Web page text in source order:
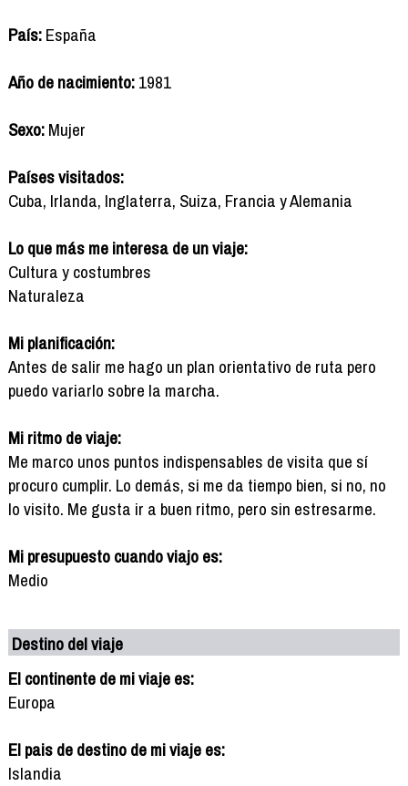
País:España
Año de nacimiento:1981
Sexo:Mujer
Países visitados:
Cuba, Irlanda, Inglaterra, Suiza, Francia y Alemania
Lo que más me interesa de un viaje:
Cultura y costumbres
Naturaleza
Mi planificación:
Antes de salir me hago un plan orientativo de ruta pero
puedo variarlo sobre la marcha.
Mi ritmo de viaje:
Me marco unos puntos indispensables de visita que sí
procuro cumplir. Lo demás, si me da tiempo bien, si no, no
lo visito. Me gusta ir a buen ritmo, pero sin estresarme.
Mi presupuesto cuando viajo es:
Medio
Destino del viaje
El continente de mi viaje es:
Europa
El pais de destino de mi viaje es:
Islandia